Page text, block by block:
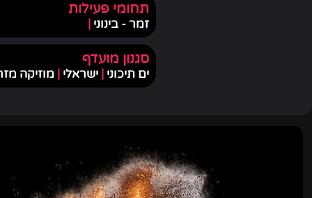
תחומי פעילות
זמר - בינוני
סגנון מועדף
ים תיכוני ישראלי מוזיקה